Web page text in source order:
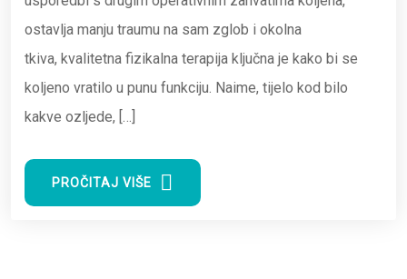
ostavlja manju traumu na sam zglob i okolna
tkiva, kvalitetna fizikalna terapija ključna je kako bi se
koljeno vratilo u punu funkciju. Naime, tijelo kod bilo
kakve ozljede, […]
PROČITAJ VIŠE